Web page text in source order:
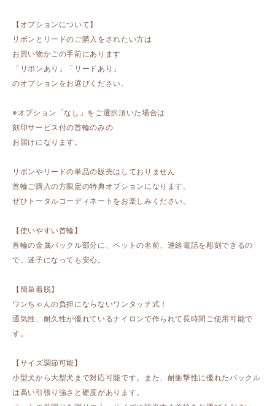
【オプションについて】
リボンとリードのご購入をされたい方は
お買い物かごの手前にあります
「リボンあり」「リードあり」
のオプションをお選びください。
※オプション「なし」をご選択頂いた場合は
刻印サービス付の首輪のみの
お届けになります。
リボンやリードの単品の販売はしておりません
首輪ご購入の方限定の特典オプションになります。
ぜひトータルコーディネートをお楽しみください。
【使いやすい首輪】
首輪の金属バックル部分に、ペットの名前、連絡電話を彫刻できるの
で、迷子になっても安心。
【簡単着脱】
ワンちゃんの負担にならないワンタッチ式！
通気性、耐久性が優れているナイロンで作られて長時間ご使用可能で
す。
【サイズ調節可能】
小型犬から大型犬まで対応可能です。また、耐衝撃性に優れたバックル
は高い引張り強さと硬度があります。